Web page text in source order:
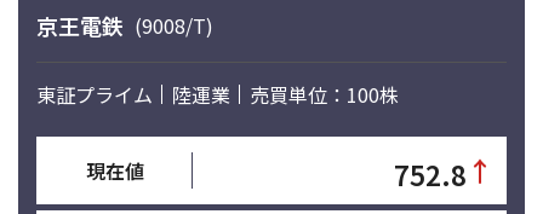
京王電鉄 (9008/T)
東証プライム 陸運業 売買単位：100株
現在値 752.8 ↑